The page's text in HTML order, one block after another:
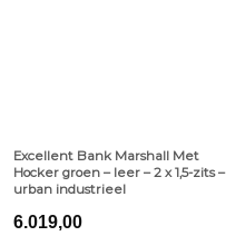
Excellent Bank Marshall Met
Hocker groen – leer – 2 x 1,5-zits –
urban industrieel
6.019,00